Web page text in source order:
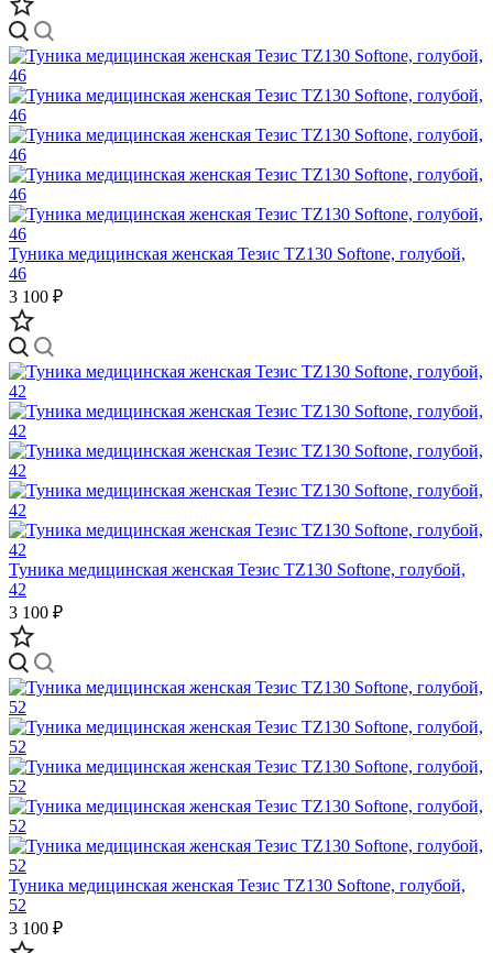
Туника медицинская женская Тезис TZ130 Softone, голубой,
46
3 100 ₽
Туника медицинская женская Тезис TZ130 Softone, голубой,
42
3 100 ₽
Туника медицинская женская Тезис TZ130 Softone, голубой,
52
3 100 ₽